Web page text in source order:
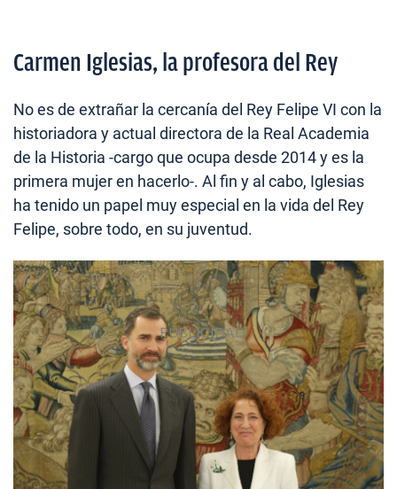
Carmen Iglesias, la profesora del Rey
No es de extrañar la cercanía del Rey Felipe VI con la
historiadora y actual directora de la Real Academia
de la Historia -cargo que ocupa desde 2014 y es la
primera mujer en hacerlo-. Al fin y al cabo, Iglesias
ha tenido un papel muy especial en la vida del Rey
Felipe, sobre todo, en su juventud.